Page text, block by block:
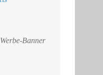
Werbe-Banner